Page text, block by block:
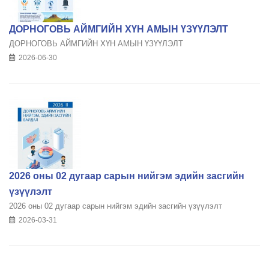
ДОРНОГОВЬ АЙМГИЙН ХҮН АМЫН ҮЗҮҮЛЭЛТ
ДОРНОГОВЬ АЙМГИЙН ХҮН АМЫН ҮЗҮҮЛЭЛТ
2026-06-30
2026 оны 02 дугаар сарын нийгэм эдийн засгийн
үзүүлэлт
2026 оны 02 дугаар сарын нийгэм эдийн засгийн үзүүлэлт
2026-03-31